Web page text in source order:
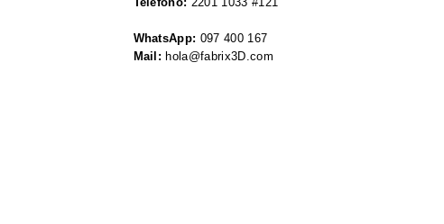
WhatsApp: 097 400 167
Mail: hola@fabrix3D.com